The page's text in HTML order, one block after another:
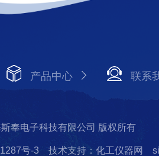
产品中心 联系
奉电子科技有限公司 版权所有
号-3 技术支持：化工仪器网